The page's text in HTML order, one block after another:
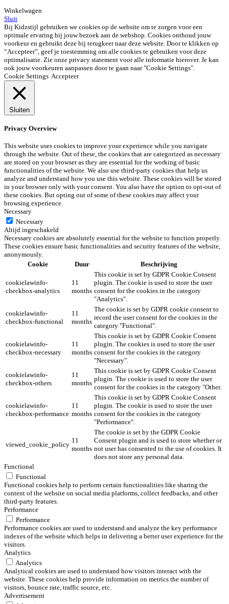
Winkelwagen
Sluit
Bij Kidzstijl gebruiken we cookies op de website om te zorgen voor een
optimale ervaring bij jouw bezoek aan de webshop. Cookies onthoud jouw
voorkeur en gebruikt deze bij terugkeer naar deze website. Door te klikken op
“Accepteer”, geef je toestemming om alle cookies te gebruiken voor deze
optimalisatie. Zie onze privacy statement voor alle informatie hierover. Je kan
ook jouw voorkeuren aanpassen door te gaan naar "Cookie Settings".
Cookie Settings Accepteer
Sluiten
Privacy Overview
This website uses cookies to improve your experience while you navigate
through the website. Out of these, the cookies that are categorized as necessary
are stored on your browser as they are essential for the working of basic
functionalities of the website. We also use third-party cookies that help us
analyze and understand how you use this website. These cookies will be stored
in your browser only with your consent. You also have the option to opt-out of
these cookies. But opting out of some of these cookies may affect your
browsing experience.
Necessary
Necessary
Altijd ingeschakeld
Necessary cookies are absolutely essential for the website to function properly.
These cookies ensure basic functionalities and security features of the website,
anonymously.
Cookie
Duur Beschrijving
cookielawinfo-
checkbox-analytics
11
months
This cookie is set by GDPR Cookie Consent
plugin. The cookie is used to store the user
consent for the cookies in the category
"Analytics".
cookielawinfo-
checkbox-functional
11
months
The cookie is set by GDPR cookie consent to
record the user consent for the cookies in the
category "Functional".
cookielawinfo-
checkbox-necessary
11
months
This cookie is set by GDPR Cookie Consent
plugin. The cookies is used to store the user
consent for the cookies in the category
"Necessary".
cookielawinfo-
checkbox-others
11
months
This cookie is set by GDPR Cookie Consent
plugin. The cookie is used to store the user
consent for the cookies in the category "Other.
cookielawinfo-
checkbox-performance
11
months
This cookie is set by GDPR Cookie Consent
plugin. The cookie is used to store the user
consent for the cookies in the category
"Performance".
viewed_cookie_policy
11
months
The cookie is set by the GDPR Cookie
Consent plugin and is used to store whether or
not user has consented to the use of cookies. It
does not store any personal data.
Functional
Functional
Functional cookies help to perform certain functionalities like sharing the
content of the website on social media platforms, collect feedbacks, and other
third-party features.
Performance
Performance
Performance cookies are used to understand and analyze the key performance
indexes of the website which helps in delivering a better user experience for the
visitors.
Analytics
Analytics
Analytical cookies are used to understand how visitors interact with the
website. These cookies help provide information on metrics the number of
visitors, bounce rate, traffic source, etc.
Advertisement